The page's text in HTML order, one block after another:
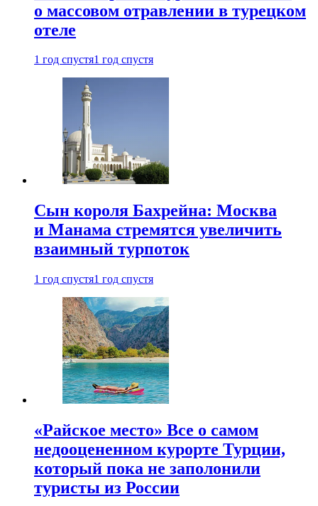
о массовом отравлении в турецком
отеле
1 год спустя1 год спустя
Сын короля Бахрейна: Москва
и Манама стремятся увеличить
взаимный турпоток
1 год спустя1 год спустя
«Райское место» Все о самом
недооцененном курорте Турции,
который пока не заполонили
туристы из России